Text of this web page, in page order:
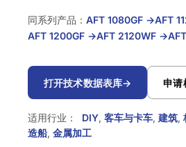
粘接与固化
Krystal 2000
Krystal 3000
Krystal 4000
密封
金属加工
木工
客
船
TDS资料库 按系列 基
使
合规性
同系列产品： AFT 1080GF →AFT
AFT 1200GF →AFT 2120WF →
打开技术数据表库→ 申请
适用行业： DIY, 客车与卡车, 建筑,
造船, 金属加工